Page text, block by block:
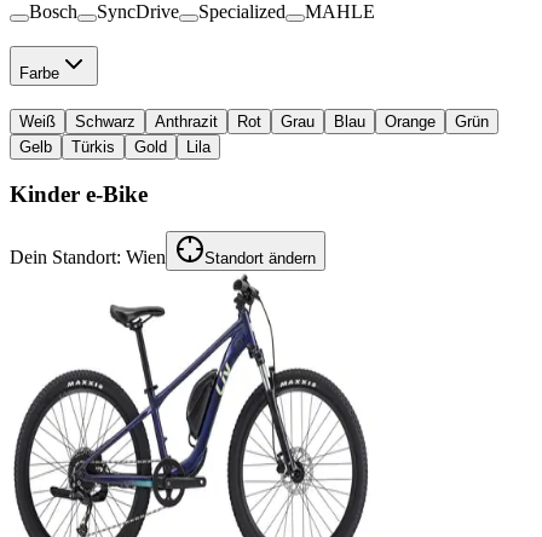
Bosch SyncDrive Specialized MAHLE
Farbe
Weiß Schwarz Anthrazit Rot Grau Blau Orange
Grün
Gelb
Türkis Gold Lila
Kinder e-Bike
Dein Standort: Wien Standort ändern